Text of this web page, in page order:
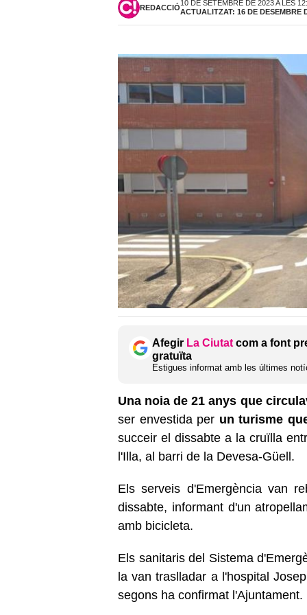
REDACCIÓ
10 DE SETEMBRE DE 2023 A LES
ACTUALITZAT: 16 DE DESEMBRE
Afegir La Ciutat com a font
gratuïta
Estigues informat amb les últimes
Una noia de 21 anys que
ser envestida per un turisme
succeir el dissabte a la cruïlla
l'Illa, al barri de la Devesa-Güell.
Els serveis d'Emergència van
dissabte, informant d'un
amb bicicleta.
Els sanitaris del Sistema
la van traslladar a l'hospital
segons ha confirmat l'Ajuntament.